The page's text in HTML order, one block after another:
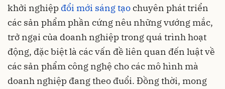
khởi nghiệp đổi mới sáng tạochuyên phát triển
các sản phẩm phần cứng nêu những vướng mắc,
trở ngại của doanh nghiệp trong quá trình hoạt
động, đặc biệt là các vấn đề liên quan đến luật về
các sản phẩm công nghệ cho các mô hình mà
doanh nghiệp đang theo đuổi. Đồng thời, mong